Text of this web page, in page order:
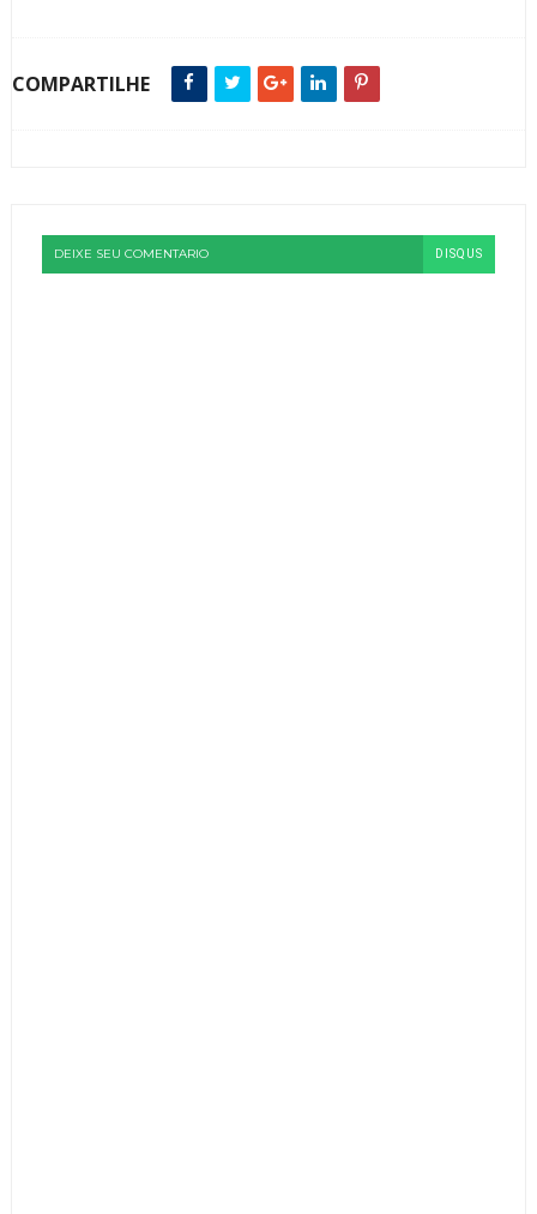
COMPARTILHE
DEIXE SEU COMENTARIO DISQUS